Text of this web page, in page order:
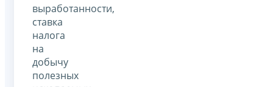
выработанности,
ставка
налога
на
добычу
полезных